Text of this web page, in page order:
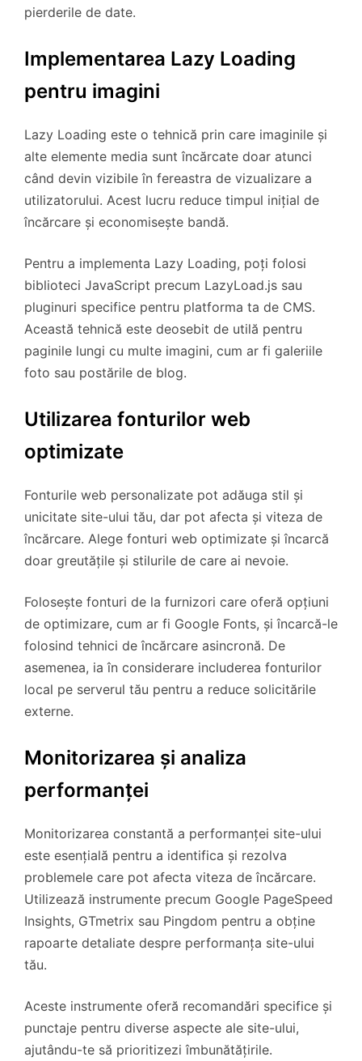
pierderile de date.
Implementarea Lazy Loading
pentru imagini
Lazy Loading este o tehnică prin care imaginile și
alte elemente media sunt încărcate doar atunci
când devin vizibile în fereastra de vizualizare a
utilizatorului. Acest lucru reduce timpul inițial de
încărcare și economisește bandă.
Pentru a implementa Lazy Loading, poți folosi
biblioteci JavaScript precum LazyLoad.js sau
pluginuri specifice pentru platforma ta de CMS.
Această tehnică este deosebit de utilă pentru
paginile lungi cu multe imagini, cum ar fi galeriile
foto sau postările de blog.
Utilizarea fonturilor web
optimizate
Fonturile web personalizate pot adăuga stil și
unicitate site-ului tău, dar pot afecta și viteza de
încărcare. Alege fonturi web optimizate și încarcă
doar greutățile și stilurile de care ai nevoie.
Folosește fonturi de la furnizori care oferă opțiuni
de optimizare, cum ar fi Google Fonts, și încarcă-le
folosind tehnici de încărcare asincronă. De
asemenea, ia în considerare includerea fonturilor
local pe serverul tău pentru a reduce solicitările
externe.
Monitorizarea și analiza
performanței
Monitorizarea constantă a performanței site-ului
este esențială pentru a identifica și rezolva
problemele care pot afecta viteza de încărcare.
Utilizează instrumente precum Google PageSpeed
Insights, GTmetrix sau Pingdom pentru a obține
rapoarte detaliate despre performanța site-ului
tău.
Aceste instrumente oferă recomandări specifice și
punctaje pentru diverse aspecte ale site-ului,
ajutându-te să prioritizezi îmbunătățirile.